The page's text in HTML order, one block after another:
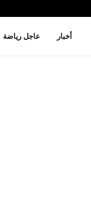
أخبار عاجل رياضة